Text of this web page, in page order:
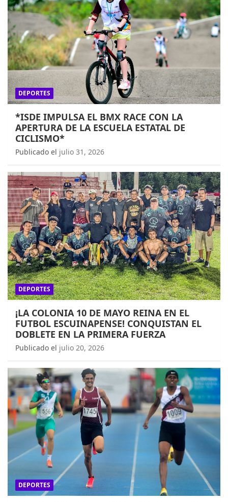
DEPORTES
*ISDE IMPULSA EL BMX RACE CON LA
APERTURA DE LA ESCUELA ESTATAL DE
CICLISMO*
Publicado el julio 31, 2026
DEPORTES
¡LA COLONIA 10 DE MAYO REINA EN EL
FUTBOL ESCUINAPENSE! CONQUISTAN EL
DOBLETE EN LA PRIMERA FUERZA
Publicado el julio 20, 2026
DEPORTES